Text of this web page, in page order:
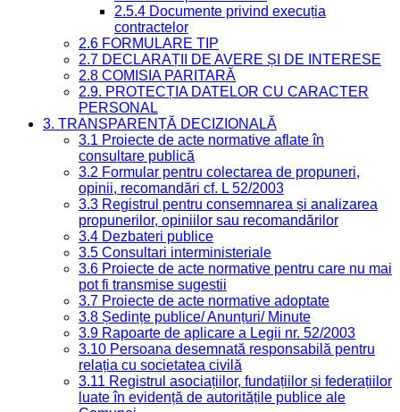
2.5.4 Documente privind execuția
contractelor
2.6 FORMULARE TIP
2.7 DECLARAȚII DE AVERE ȘI DE INTERESE
2.8 COMISIA PARITARĂ
2.9. PROTECȚIA DATELOR CU CARACTER
PERSONAL
3. TRANSPARENȚĂ DECIZIONALĂ
3.1 Proiecte de acte normative aflate în
consultare publică
3.2 Formular pentru colectarea de propuneri,
opinii, recomandări cf. L 52/2003
3.3 Registrul pentru consemnarea și analizarea
propunerilor, opiniilor sau recomandărilor
3.4 Dezbateri publice
3.5 Consultari interministeriale
3.6 Proiecte de acte normative pentru care nu mai
pot fi transmise sugestii
3.7 Proiecte de acte normative adoptate
3.8 Ședințe publice/ Anunțuri/ Minute
3.9 Rapoarte de aplicare a Legii nr. 52/2003
3.10 Persoana desemnată responsabilă pentru
relația cu societatea civilă
3.11 Registrul asociațiilor, fundațiilor și federațiilor
luate în evidență de autoritățile publice ale